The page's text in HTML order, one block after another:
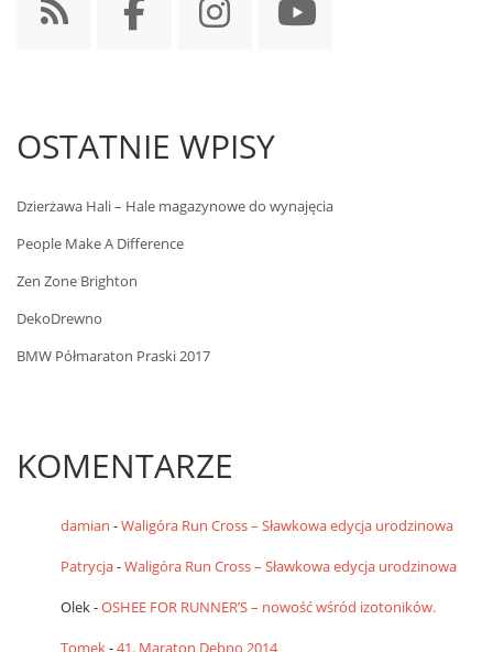
OSTATNIE WPISY
Dzierżawa Hali – Hale magazynowe do wynajęcia
People Make A Difference
Zen Zone Brighton
DekoDrewno
BMW Półmaraton Praski 2017
KOMENTARZE
damian -Waligóra Run Cross – Sławkowa edycja urodzinowa
Patrycja-Waligóra Run Cross – Sławkowa edycja urodzinowa
Olek-OSHEE FOR RUNNER’S – nowość wśród izotoników.
Tomek-41. Maraton Dębno 2014